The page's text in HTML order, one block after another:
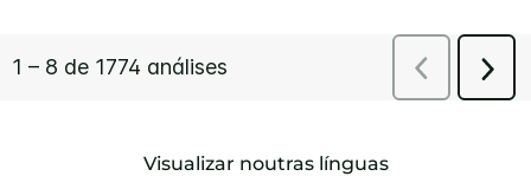
Visualizar noutras línguas